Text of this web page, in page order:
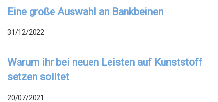
Eine große Auswahl an Bankbeinen
31/12/2022
Warum ihr bei neuen Leisten auf Kunststoff
setzen solltet
20/07/2021